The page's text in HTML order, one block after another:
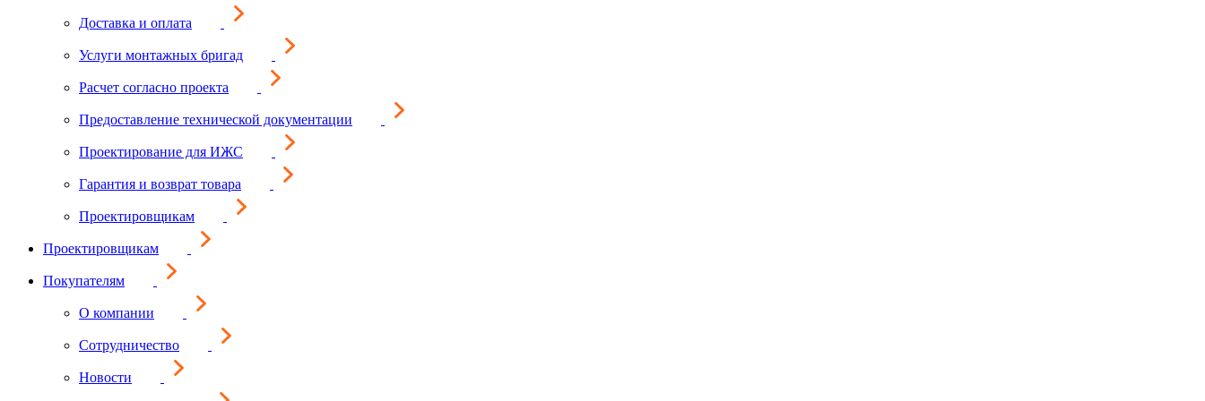
Доставка и оплата
Услуги монтажных бригад
Расчет согласно проекта
Предоставление технической документации
Проектирование для ИЖС
Гарантия и возврат товара
Проектировщикам
Проектировщикам
Покупателям
О компании
Сотрудничество
Новости